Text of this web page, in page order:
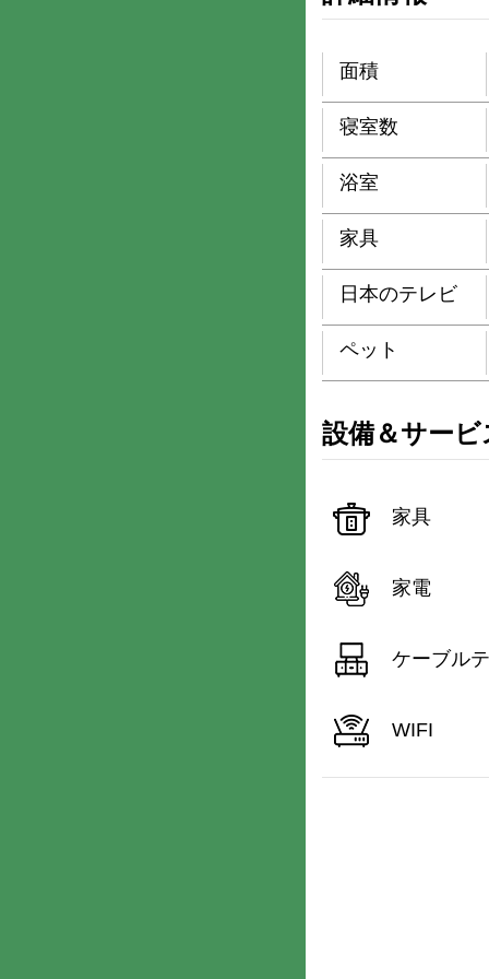
面積
寝室数
浴室
家具
日本のテレビ
ペット
設備＆サービ
家具
家電
ケーブル
WIFI